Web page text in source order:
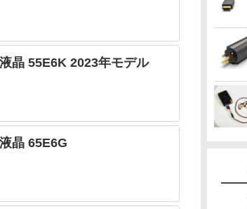
晶 55E6K 2023年モデル
晶 65E6G